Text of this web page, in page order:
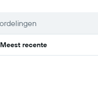
Meest recente